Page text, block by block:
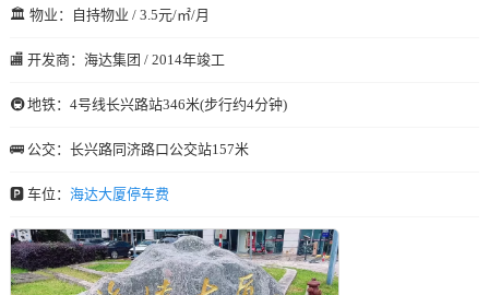
🏛️ 物业：自持物业 / 3.5元/㎡/月
🏬 开发商：海达集团 / 2014年竣工
🚇 地铁：4号线长兴路站346米(步行约4分钟)
🚌 公交：长兴路同济路口公交站157米
🅿️ 车位： 海达大厦停车费